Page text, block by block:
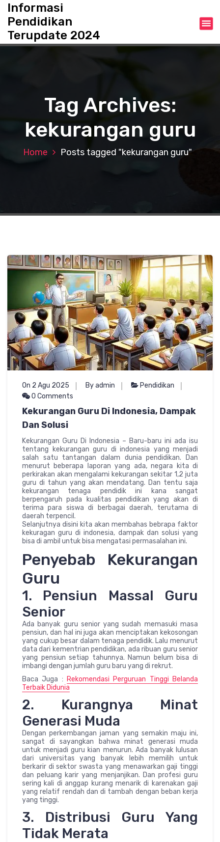
t
Informasi
Pendidikan
Terupdate 2024
Tag Archives:
kekurangan guru
Home Posts tagged "kekurangan guru"
On 2 Agu 2025 By admin
Pendidikan
0 Comments
Kekurangan Guru Di Indonesia, Dampak
Dan Solusi
Kekurangan Guru Di Indonesia – Baru-baru ini ada isu
tentang kekurangan guru di indonesia yang menjadi
salah satu tantangan dalam dunia pendidikan. Dan
menurut beberapa laporan yang ada, negara kita di
perkirakan akan mengalami kekurangan sekitar 1,2 juta
guru di tahun yang akan mendatang. Dan tentu saja
kekurangan tenaga pendidik ini kana sangat
berpengaruh pada kualitas pendidikan yang akan di
terima para siswa di berbagai daerah, terutama di
daerah terpencil.
Selanjutnya disini kita akan membahas bebrapa faktor
kekuragan guru di indonesia, dampak dan solusi yang
bisa di ambil untuk bisa mengatasi permasalahan ini.
Penyebab Kekurangan
Guru
1. Pensiun Massal Guru
Senior
Ada banyak guru senior yang sudah memasuki masa
pensiun, dan hal ini juga akan menciptakan kekosongan
yang cukup besar dalam tenaga pendidik. Lalu menurut
data dari kementrian pendidikan, ada ribuan guru senior
yang pensiun setiap tahunnya. Namun belum bisa di
imbangi dengan jumlah guru baru yang di rekrut.
Baca Juga : Rekomendasi Perguruan Tinggi Belanda
Terbaik Didunia
2. Kurangnya Minat
Generasi Muda
Dengan perkembangan jaman yang semakin maju ini,
sangat di sayangkan bahwa minat generasi muda
untuk menjadi guru kian menurun. Ada banyak lulusan
dari universitas yang banyak lebih memilih untuk
berkarir di sektor swasta yang menawarkan gaji tinggi
dan peluang karir yang menjanjikan. Dan profesi guru
sering kali di anggap kurang menarik di karenakan gaji
yang relatif rendah dan di tambah dengan beban kerja
yang tinggi.
3. Distribusi Guru Yang
Tidak Merata